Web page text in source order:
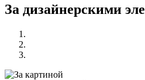
За дизайнерскими